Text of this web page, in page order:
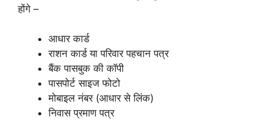
होंगे –
आधार कार्ड
राशन कार्ड या परिवार पहचान पत्र
बैंक पासबुक की कॉपी
पासपोर्ट साइज फोटो
मोबाइल नंबर (आधार से लिंक)
निवास प्रमाण पत्र